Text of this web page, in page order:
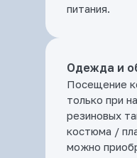
питания.
Одежда и
Посещение
только при
резиновых
костюма /
можно